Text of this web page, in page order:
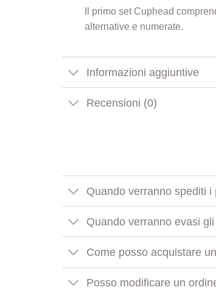
Il primo set Cuphead
alternative e numerate.
Informazioni aggiuntive
Recensioni (0)
Quando verranno spediti
Quando verranno evasi
Come posso acquistare
Posso modificare un